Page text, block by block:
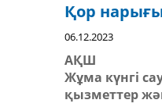
Қор
06.12.2023
АҚШ
Жұма күнгі
қызметтер